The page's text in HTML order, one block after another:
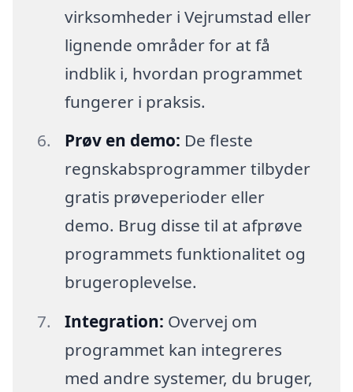
virksomheder i Vejrumstad eller
lignende områder for at få
indblik i, hvordan programmet
fungerer i praksis.
Prøv en demo: De fleste
regnskabsprogrammer tilbyder
gratis prøveperioder eller
demo. Brug disse til at afprøve
programmets funktionalitet og
brugeroplevelse.
Integration: Overvej om
programmet kan integreres
med andre systemer, du bruger,